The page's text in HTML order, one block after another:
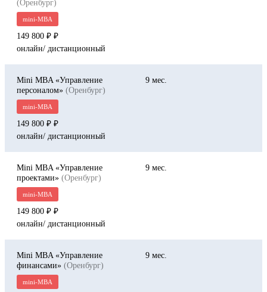
(Оренбург)
mini-MBA
онлайн/ дистанционный
149 800 ₽
Mini MBA «Управление
персоналом» (Оренбург)
mini-MBA
онлайн/ дистанционный
9
149 800 ₽
Mini MBA «Управление
проектами» (Оренбург)
mini-MBA
онлайн/ дистанционный
9
149 800 ₽
Mini MBA «Управление
финансами» (Оренбург)
mini-MBA
9